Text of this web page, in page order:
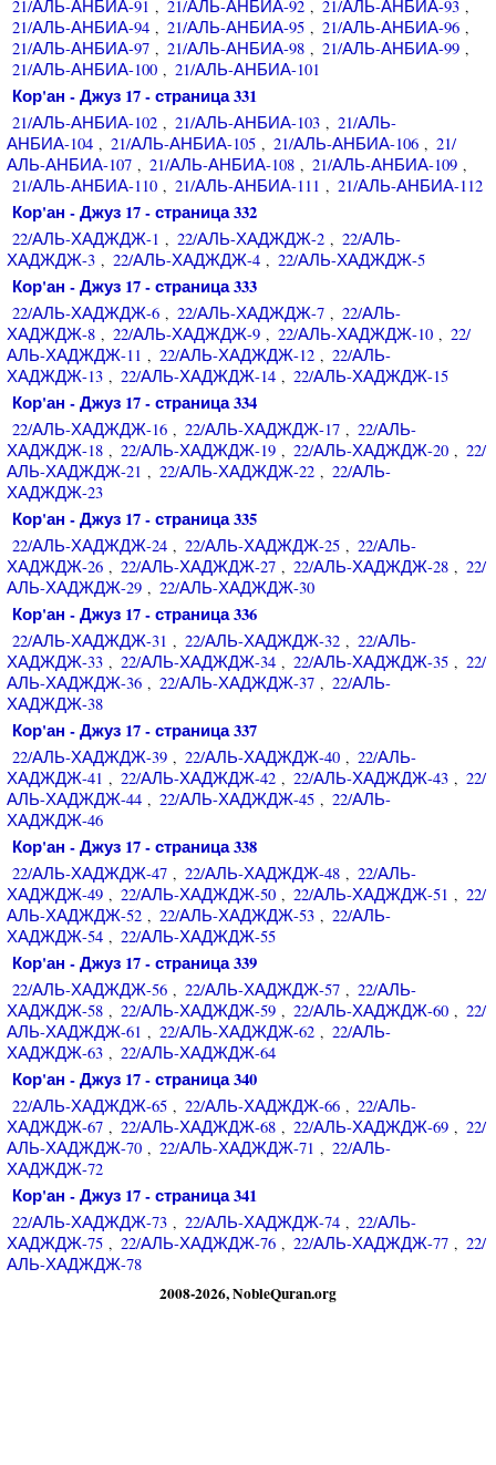
21/АЛЬ-АНБИА-91 , 21/АЛЬ-АНБИА-92 , 21/АЛЬ-АНБИА-93 ,
21/АЛЬ-АНБИА-94 , 21/АЛЬ-АНБИА-95 , 21/АЛЬ-АНБИА-96 ,
21/АЛЬ-АНБИА-97 , 21/АЛЬ-АНБИА-98 , 21/АЛЬ-АНБИА-99 ,
21/АЛЬ-АНБИА-100 , 21/АЛЬ-АНБИА-101
Кор'ан - Джуз 17 - страница 331
21/АЛЬ-АНБИА-102 , 21/АЛЬ-АНБИА-103 , 21/АЛЬ-
АНБИА-104 , 21/АЛЬ-АНБИА-105 , 21/АЛЬ-АНБИА-106 , 21/
АЛЬ-АНБИА-107 , 21/АЛЬ-АНБИА-108 , 21/АЛЬ-АНБИА-109 ,
21/АЛЬ-АНБИА-110 , 21/АЛЬ-АНБИА-111 , 21/АЛЬ-АНБИА-112
Кор'ан - Джуз 17 - страница 332
22/АЛЬ-ХАДЖДЖ-1 , 22/АЛЬ-ХАДЖДЖ-2 , 22/АЛЬ-
ХАДЖДЖ-3 , 22/АЛЬ-ХАДЖДЖ-4 , 22/АЛЬ-ХАДЖДЖ-5
Кор'ан - Джуз 17 - страница 333
22/АЛЬ-ХАДЖДЖ-6 , 22/АЛЬ-ХАДЖДЖ-7 , 22/АЛЬ-
ХАДЖДЖ-8 , 22/АЛЬ-ХАДЖДЖ-9 , 22/АЛЬ-ХАДЖДЖ-10 , 22/
АЛЬ-ХАДЖДЖ-11 , 22/АЛЬ-ХАДЖДЖ-12 , 22/АЛЬ-
ХАДЖДЖ-13 , 22/АЛЬ-ХАДЖДЖ-14 , 22/АЛЬ-ХАДЖДЖ-15
Кор'ан - Джуз 17 - страница 334
22/АЛЬ-ХАДЖДЖ-16 , 22/АЛЬ-ХАДЖДЖ-17 , 22/АЛЬ-
ХАДЖДЖ-18 , 22/АЛЬ-ХАДЖДЖ-19 , 22/АЛЬ-ХАДЖДЖ-20 , 22/
АЛЬ-ХАДЖДЖ-21 , 22/АЛЬ-ХАДЖДЖ-22 , 22/АЛЬ-
ХАДЖДЖ-23
Кор'ан - Джуз 17 - страница 335
22/АЛЬ-ХАДЖДЖ-24 , 22/АЛЬ-ХАДЖДЖ-25 , 22/АЛЬ-
ХАДЖДЖ-26 , 22/АЛЬ-ХАДЖДЖ-27 , 22/АЛЬ-ХАДЖДЖ-28 , 22/
АЛЬ-ХАДЖДЖ-29 , 22/АЛЬ-ХАДЖДЖ-30
Кор'ан - Джуз 17 - страница 336
22/АЛЬ-ХАДЖДЖ-31 , 22/АЛЬ-ХАДЖДЖ-32 , 22/АЛЬ-
ХАДЖДЖ-33 , 22/АЛЬ-ХАДЖДЖ-34 , 22/АЛЬ-ХАДЖДЖ-35 , 22/
АЛЬ-ХАДЖДЖ-36 , 22/АЛЬ-ХАДЖДЖ-37 , 22/АЛЬ-
ХАДЖДЖ-38
Кор'ан - Джуз 17 - страница 337
22/АЛЬ-ХАДЖДЖ-39 , 22/АЛЬ-ХАДЖДЖ-40 , 22/АЛЬ-
ХАДЖДЖ-41 , 22/АЛЬ-ХАДЖДЖ-42 , 22/АЛЬ-ХАДЖДЖ-43 , 22/
АЛЬ-ХАДЖДЖ-44 , 22/АЛЬ-ХАДЖДЖ-45 , 22/АЛЬ-
ХАДЖДЖ-46
Кор'ан - Джуз 17 - страница 338
22/АЛЬ-ХАДЖДЖ-47 , 22/АЛЬ-ХАДЖДЖ-48 , 22/АЛЬ-
ХАДЖДЖ-49 , 22/АЛЬ-ХАДЖДЖ-50 , 22/АЛЬ-ХАДЖДЖ-51 , 22/
АЛЬ-ХАДЖДЖ-52 , 22/АЛЬ-ХАДЖДЖ-53 , 22/АЛЬ-
ХАДЖДЖ-54 , 22/АЛЬ-ХАДЖДЖ-55
Кор'ан - Джуз 17 - страница 339
22/АЛЬ-ХАДЖДЖ-56 , 22/АЛЬ-ХАДЖДЖ-57 , 22/АЛЬ-
ХАДЖДЖ-58 , 22/АЛЬ-ХАДЖДЖ-59 , 22/АЛЬ-ХАДЖДЖ-60 , 22/
АЛЬ-ХАДЖДЖ-61 , 22/АЛЬ-ХАДЖДЖ-62 , 22/АЛЬ-
ХАДЖДЖ-63 , 22/АЛЬ-ХАДЖДЖ-64
Кор'ан - Джуз 17 - страница 340
22/АЛЬ-ХАДЖДЖ-65 , 22/АЛЬ-ХАДЖДЖ-66 , 22/АЛЬ-
ХАДЖДЖ-67 , 22/АЛЬ-ХАДЖДЖ-68 , 22/АЛЬ-ХАДЖДЖ-69 , 22/
АЛЬ-ХАДЖДЖ-70 , 22/АЛЬ-ХАДЖДЖ-71 , 22/АЛЬ-
ХАДЖДЖ-72
Кор'ан - Джуз 17 - страница 341
22/АЛЬ-ХАДЖДЖ-73 , 22/АЛЬ-ХАДЖДЖ-74 , 22/АЛЬ-
ХАДЖДЖ-75 , 22/АЛЬ-ХАДЖДЖ-76 , 22/АЛЬ-ХАДЖДЖ-77 , 22/
АЛЬ-ХАДЖДЖ-78
2008-2026, NobleQuran.org